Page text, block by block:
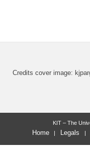
Credits cover image:
KIT – The
Home Legals